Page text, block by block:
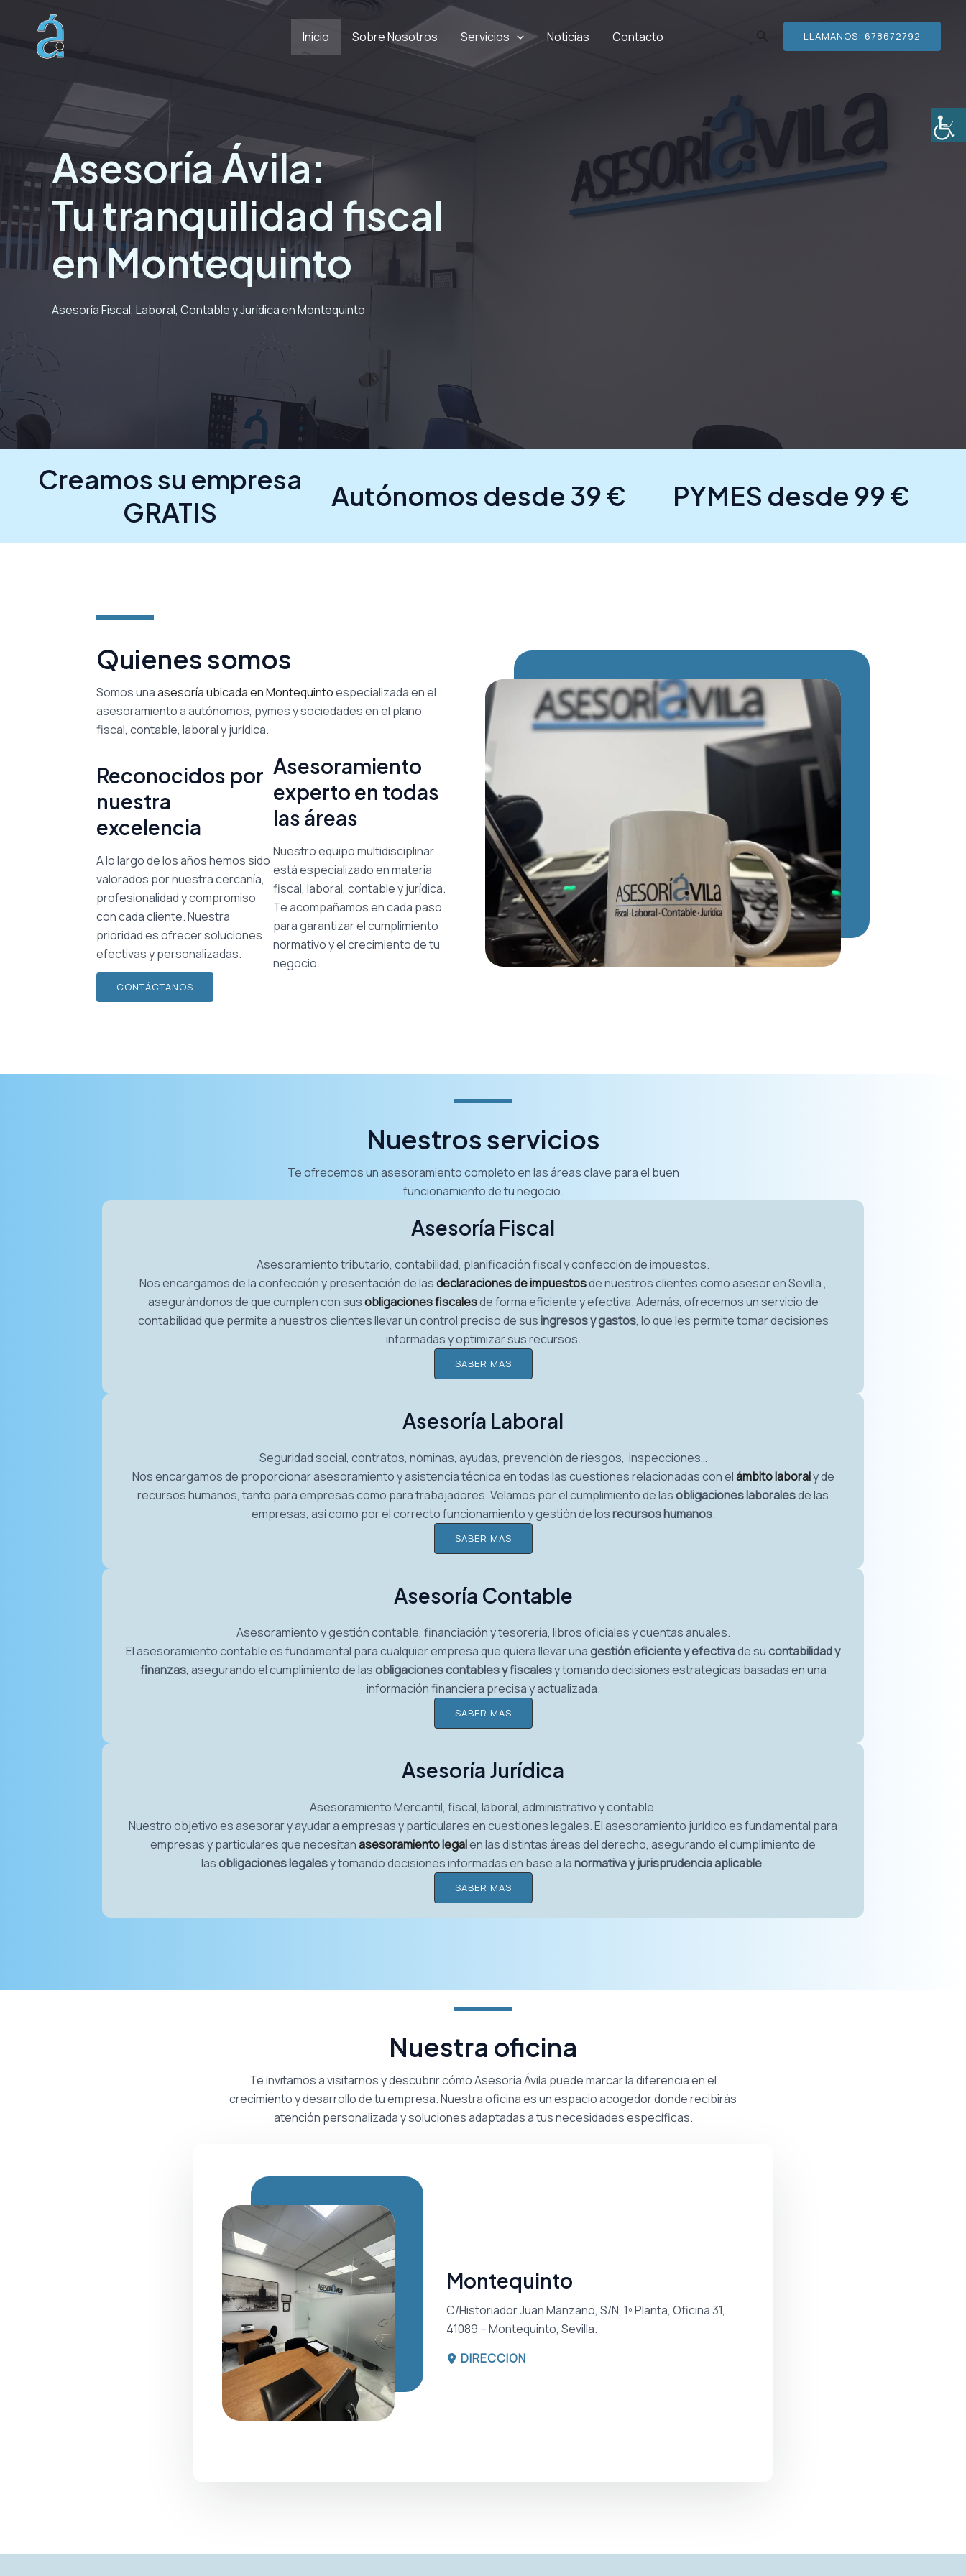
contenido
Inicio Sobre Nosotros Servicios Noticias Contacto Buscar LLAMANOS: 678672792
Asesoría Ávila:
Tu tranquilidad fiscal
en Montequinto
Asesoría Fiscal, Laboral, Contable y Jurídica en Montequinto
Creamos su empresa
GRATIS
Autónomos desde 39 € PYMES desde 99 €
Quienes somos
Somos unaasesoría ubicada en Montequintoespecializada en el
asesoramiento a autónomos, pymes y sociedades en el plano
fiscal, contable, laboral y jurídica.
Reconocidos por
nuestra
excelencia
A lo largo de los años hemos sido
valorados por nuestra cercanía,
profesionalidad y compromiso
con cada cliente. Nuestra
prioridad es ofrecer soluciones
efectivas y personalizadas.
Asesoramiento
experto en todas
las áreas
Nuestro equipo multidisciplinar
está especializado en materia
fiscal, laboral, contable y jurídica.
Te acompañamos en cada paso
para garantizar el cumplimiento
normativo y el crecimiento de tu
negocio.
CONTÁCTANOS
Nuestros servicios
Te ofrecemos un asesoramiento completo en las áreas clave para el buen
funcionamiento de tu negocio.
Asesoría Fiscal
Asesoramiento tributario, contabilidad, planificación fiscal y confección de impuestos.
Nos encargamos de la confección y presentación de lasdeclaraciones de impuestosde nuestros clientes como asesor en Sevilla ,
asegurándonos de que cumplen con susobligaciones fiscalesde forma eficiente y efectiva. Además, ofrecemos un servicio de
contabilidad que permite a nuestros clientes llevar un control preciso de susingresos y gastos, lo que les permite tomar decisiones
informadas y optimizar sus recursos.
SABER MAS
Asesoría Laboral
Seguridad social, contratos, nóminas, ayudas, prevención de riesgos, inspecciones…
Nos encargamos de proporcionar asesoramiento y asistencia técnica en todas las cuestiones relacionadas con elámbito laboraly de
recursos humanos, tanto para empresas como para trabajadores. Velamos por el cumplimiento de lasobligaciones laboralesde las
empresas, así como por el correcto funcionamiento y gestión de losrecursos humanos.
SABER MAS
Asesoría Contable
Asesoramiento y gestión contable, financiación y tesorería, libros oficiales y cuentas anuales.
El asesoramiento contable es fundamental para cualquier empresa que quiera llevar unagestión eficiente y efectivade sucontabilidad y
finanzas, asegurando el cumplimiento de lasobligaciones contables y fiscalesy tomando decisiones estratégicas basadas en una
información financiera precisa y actualizada.
SABER MAS
Asesoría Jurídica
Asesoramiento Mercantil, fiscal, laboral, administrativo y contable.
Nuestro objetivo es asesorar y ayudar a empresas y particulares en cuestiones legales. El asesoramiento jurídico es fundamental para
empresas y particulares que necesitanasesoramiento legalen las distintas áreas del derecho, asegurando el cumplimiento de
lasobligaciones legalesy tomando decisiones informadas en base a lanormativa y jurisprudencia aplicable.
SABER MAS
Nuestra oficina
Te invitamos a visitarnos y descubrir cómo Asesoría Ávila puede marcar la diferencia en el
crecimiento y desarrollo de tu empresa. Nuestra oficina es un espacio acogedor donde recibirás
atención personalizada y soluciones adaptadas a tus necesidades específicas.
Montequinto
C/Historiador Juan Manzano, S/N, 1º Planta, Oficina 31,
41089 – Montequinto, Sevilla.
DIRECCION